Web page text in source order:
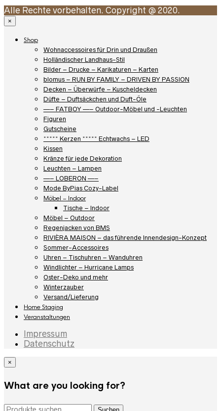
Alle Rechte vorbehalten. Copyright @ 2020.
×
Shop
Wohnaccessoires für Drin und Draußen
Holländischer Landhaus-Stil
Bilder – Drucke – Karikaturen – Karten
blomus – RUN BY FAMILY – DRIVEN BY PASSION
Decken – Überwürfe – Kuscheldecken
Düfte – Duftsäckchen und Duft-Öle
—– FATBOY —– Outdoor-Möbel und -Leuchten
Figuren
Gutscheine
***** Kerzen ***** Echtwachs – LED
Kissen
Kränze für jede Dekoration
Leuchten – Lampen
—– LOBERON —–
Mode ByPias Cozy-Label
Möbel – Indoor
Tische – Indoor
Möbel – Outdoor
Regenjacken von BMS
RIVIÈRA MAISON – das führende Innendesign-Konzept
Sommer-Accessoires
Uhren – Tischuhren – Wanduhren
Windlichter – Hurricane Lamps
Oster-Deko und mehr
Winterzauber
Versand/Lieferung
Home Staging
Veranstaltungen
Impressum
Datenschutz
×
What are you looking for?
Suchen